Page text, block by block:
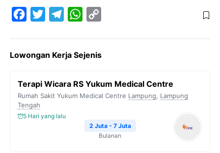
e
o
o
k
t
e
e
r
m
W
t
A
y
i
Lowongan Kerja Sejenis
Terapi Wicara RS Yukum Medical Centre
Rumah Sakit Yukum Medical Centre Lampung, Lampung
Tengah
5 Hari yang lalu
2 Juta - 7 Juta
Bulanan